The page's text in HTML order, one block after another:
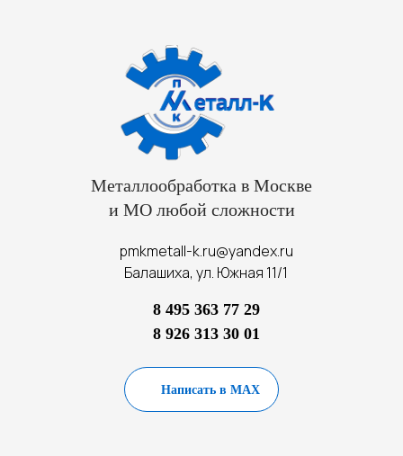
Металлообработка в Москве
и МО любой сложности
pmkmetall-k.ru@yandex.ru
Балашиха, ул. Южная 11/1
8 495 363 77 29
8 926 313 30 01
Написать в MAX